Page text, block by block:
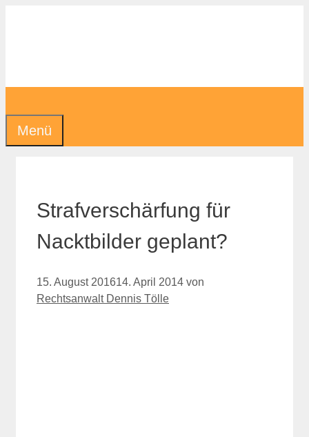
Menü
Strafverschärfung für
Nacktbilder geplant?
15. August 201614. April 2014 von
Rechtsanwalt Dennis Tölle